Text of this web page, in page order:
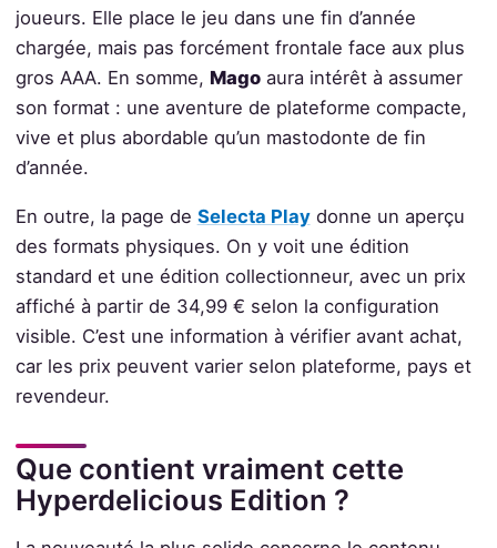
joueurs. Elle place le jeu dans une fin d’année
chargée, mais pas forcément frontale face aux plus
gros AAA. En somme, Magoaura intérêt à assumer
son format : une aventure de plateforme compacte,
vive et plus abordable qu’un mastodonte de fin
d’année.
En outre, la page de Selecta Playdonne un aperçu
des formats physiques. On y voit une édition
standard et une édition collectionneur, avec un prix
affiché à partir de 34,99 € selon la configuration
visible. C’est une information à vérifier avant achat,
car les prix peuvent varier selon plateforme, pays et
revendeur.
Que contient vraiment cette
Hyperdelicious Edition ?